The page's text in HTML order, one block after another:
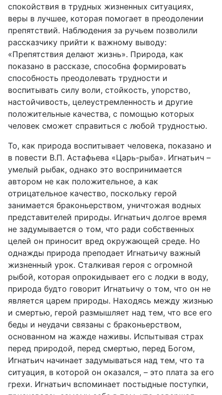
спокойствия в трудных жизненных ситуациях,
веры в лучшее, которая помогает в преодолении
препятствий. Наблюдения за ручьем позволили
рассказчику прийти к важному выводу:
«Препятствия делают жизнь». Природа, как
показано в рассказе, способна формировать
способность преодолевать трудности и
воспитывать силу воли, стойкость, упорство,
настойчивость, целеустремленность и другие
положительные качества, с помощью которых
человек сможет справиться с любой трудностью.
То, как природа воспитывает человека, показано и
в повести В.П. Астафьева «Царь-рыба». Игнатьич –
умелый рыбак, однако это воспринимается
автором не как положительное, а как
отрицательное качество, поскольку герой
занимается браконьерством, уничтожая водных
представителей природы. Игнатьич долгое время
не задумывается о том, что ради собственных
целей он приносит вред окружающей среде. Но
однажды природа преподает Игнатьичу важный
жизненный урок. Сталкивая героя с огромной
рыбой, которая опрокидывает его с лодки в воду,
природа будто говорит Игнатьичу о том, что он не
является царем природы. Находясь между жизнью
и смертью, герой размышляет над тем, что все его
беды и неудачи связаны с браконьерством,
основанном на жажде наживы. Испытывая страх
перед природой, перед смертью, перед Богом,
Игнатьич начинает задумываться над тем, что та
ситуация, в которой он оказался, – это плата за его
грехи. Игнатьич вспоминает постыдные поступки,